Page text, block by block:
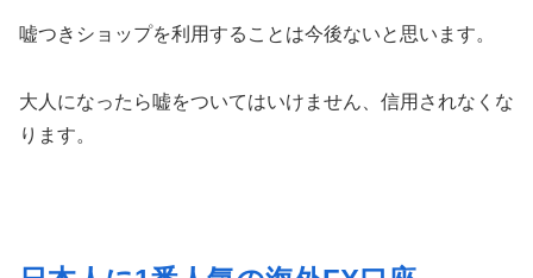
嘘つきショップを利用することは今後ないと思います。
大人になったら嘘をついてはいけません、信用されなくな
ります。